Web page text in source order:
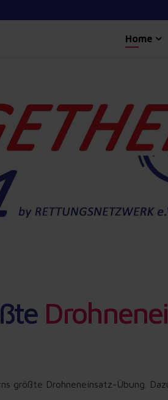
Home
größte Drohneneinsatz-Übung.